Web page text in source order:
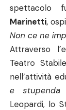
spettacolo
Marinetti,
Non ce ne
Attraverso
Teatro
nell’attività
e stupenda
Leopardi, lo